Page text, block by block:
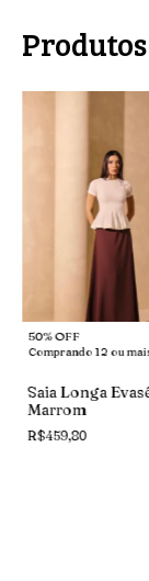
50% OFF
Comprando 12 ou
Saia Longa
Marrom
R$459,80